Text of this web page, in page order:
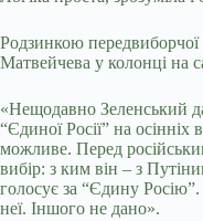
Родзинкою передвиборчої
Матвейчева у колонці на
«Нещодавно Зеленський
“Єдиної Росії” на осінніх
можливе. Перед
вибір: з ким він – з
голосує за “Єдину
неї. Іншого не дано».